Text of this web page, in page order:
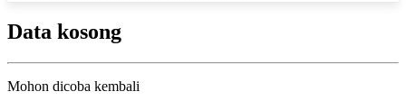
Data kosong
Mohon dicoba kembali